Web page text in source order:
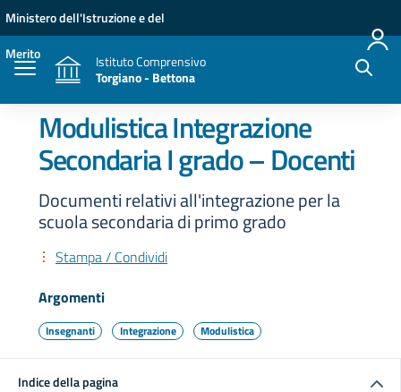
Vai ai contenuti
Vai al menu di navigazione
Vai al footer
Ministero dell'Istruzione e del
Merito
Istituto Comprensivo
Torgiano - Bettona
Modulistica Integrazione
Secondaria I grado – Docenti
Documenti relativi all'integrazione per la
scuola secondaria di primo grado
Stampa / Condividi
Argomenti
Insegnanti Integrazione Modulistica
Indice della pagina